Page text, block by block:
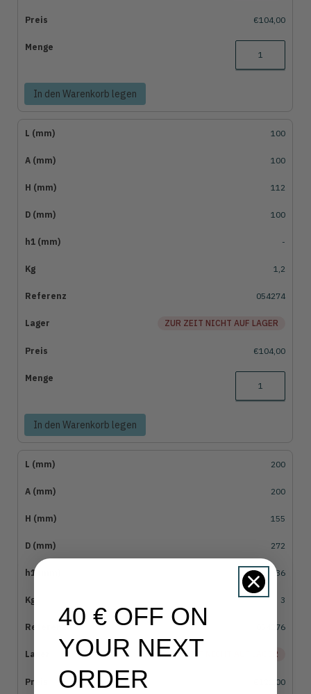
€104,00
In den Warenkorb legen
100
100
112
100
-
1,2
054274
ZUR ZEIT NICHT AUF LAGER
€104,00
In den Warenkorb legen
200
200
155
272
36
3
054276
ZUR ZEIT NICHT AUF LAGER
€121,00
40 € OFF ON
YOUR NEXT
ORDER